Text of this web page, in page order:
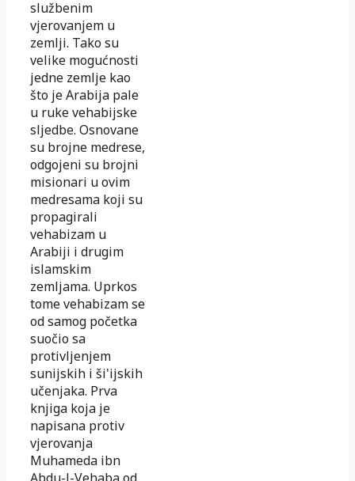
službenim
vjerovanjem u
zemlji. Tako su
velike mogućnosti
jedne zemlje kao
što je Arabija pale
u ruke vehabijske
sljedbe. Osnovane
su brojne medrese,
odgojeni su brojni
misionari u ovim
medresama koji su
propagirali
vehabizam u
Arabiji i drugim
islamskim
zemljama. Uprkos
tome vehabizam se
od samog početka
suočio sa
protivljenjem
sunijskih i ši'ijskih
učenjaka. Prva
knjiga koja je
napisana protiv
vjerovanja
Muhameda ibn